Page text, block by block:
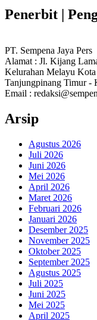
Penerbit |
PT. Sempena Jaya Pers
Alamat : Jl. Kijang
Kelurahan Melayu
Tanjungpinang Timur -
Email :
Arsip
Agustus 2026
Juli 2026
Juni 2026
Mei 2026
April 2026
Maret 2026
Februari 2026
Januari 2026
Desember 2025
November 2025
Oktober 2025
September 2025
Agustus 2025
Juli 2025
Juni 2025
Mei 2025
April 2025